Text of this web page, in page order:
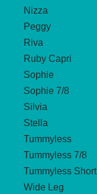
Nizza
Peggy
Riva
Ruby Capri
Sophie
Sophie 7/8
Silvia
Stella
Tummyless
Tummyless 7/8
Tummyless Short
Wide Leg